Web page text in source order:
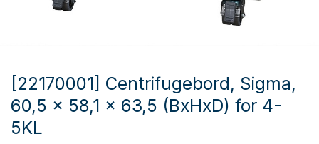
[22170001] Centrifugebord, Sigma,
60,5 x 58,1 x 63,5 (BxHxD) for 4-
5KL